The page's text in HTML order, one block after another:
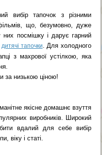
вибір тапочок з різними
що, безумовно, дуже
посмішку і дарує гарний
дитячі тапочки. Для холодного
з махрової устілкою, яка
за низькою ціною!
якісне домашнє взуття
виробників. Широкий
вдалий для себе вибір
віку і статі.